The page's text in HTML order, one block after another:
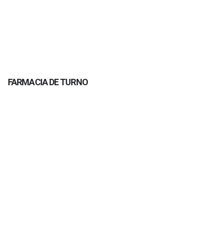
FARMACIA DE TURNO